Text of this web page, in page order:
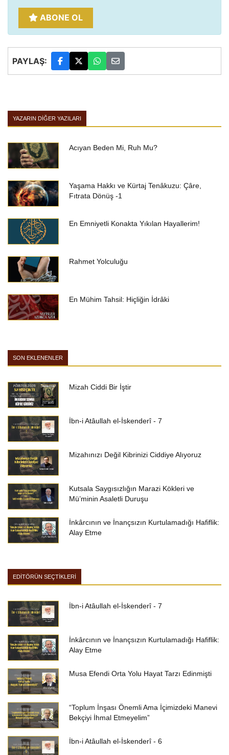
ABONE OL
PAYLAŞ:
YAZARIN DIĞER YAZILARI
Acıyan Beden Mi, Ruh Mu?
Yaşama Hakkı ve Kürtaj Tenâkuzu: Çâre,
Fıtrata Dönüş -1
En Emniyetli Konakta Yıkılan Hayallerim!
Rahmet Yolculuğu
En Mühim Tahsil: Hiçliğin İdrâki
SON EKLENENLER
Mizah Ciddi Bir İştir
İbn-i Atâullah el-İskenderî - 7
Mizahınızı Değil Kibrinizi Ciddiye Alıyoruz
Kutsala Saygısızlığın Marazi Kökleri ve
Mü’minin Asaletli Duruşu
İnkârcının ve İnançsızın Kurtulamadığı Hafiflik:
Alay Etme
EDİTÖRÜN SEÇTİKLERİ
İbn-i Atâullah el-İskenderî - 7
İnkârcının ve İnançsızın Kurtulamadığı Hafiflik:
Alay Etme
Musa Efendi Orta Yolu Hayat Tarzı Edinmişti
“Toplum İnşası Önemli Ama İçimizdeki Manevi
Bekçiyi İhmal Etmeyelim”
İbn-i Atâullah el-İskenderî - 6